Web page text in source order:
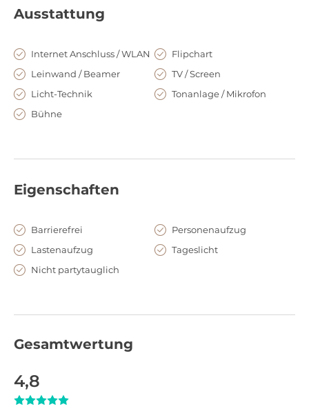
Ausstattung
Internet Anschluss / WLAN
Flipchart
Leinwand / Beamer
TV / Screen
Licht-Technik
Tonanlage / Mikrofon
Bühne
Eigenschaften
Barrierefrei
Personenaufzug
Lastenaufzug
Tageslicht
Nicht partytauglich
Gesamtwertung
4,8